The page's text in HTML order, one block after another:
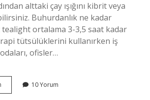
alttaki çay ışığını kibrit veya
Buhurdanlık ne kadar
tealight ortalama 3-3,5 saat kadar
tütsülüklerini kullanırken iş
ofisler…
Buhurdanlıkta
Ne
10 Yorum